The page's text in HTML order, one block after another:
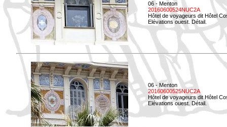
06 - Menton
20160600524NUC2A
Hôtel de voyageurs dit Hôtel
Elévations ouest. Détail.
06 - Menton
20160600525NUC2A
Hôtel de voyageurs dit Hôtel
Elévations ouest. Détail.